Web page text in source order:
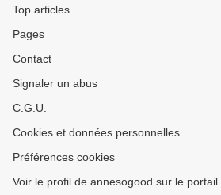
Top articles
Pages
Contact
Signaler un abus
C.G.U.
Cookies et données personnelles
Préférences cookies
Voir le profil de annesogood sur le portail